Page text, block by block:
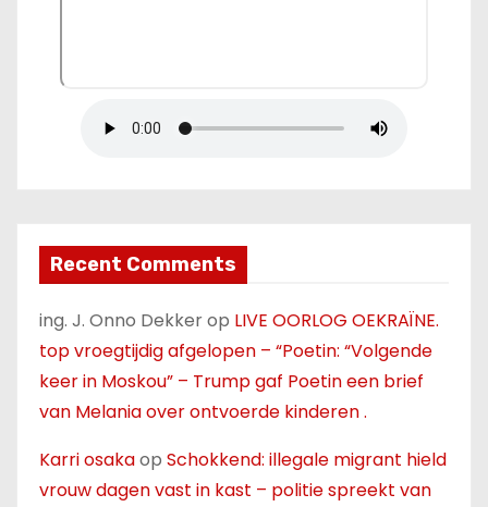
Recent Comments
ing. J. Onno Dekkerop LIVE OORLOG OEKRAÏNE.
top vroegtijdig afgelopen – “Poetin: “Volgende
keer in Moskou” – Trump gaf Poetin een brief
van Melania over ontvoerde kinderen .
Karri osakaop Schokkend: illegale migrant hield
vrouw dagen vast in kast – politie spreekt van